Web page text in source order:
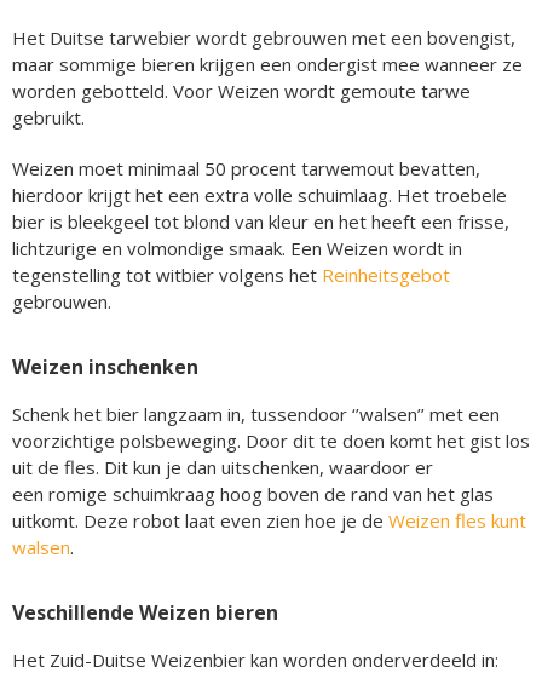
Het Duitse tarwebier wordt gebrouwen met een bovengist,
maar sommige bieren krijgen een ondergist mee wanneer ze
worden gebotteld. Voor Weizen wordt gemoute tarwe
gebruikt.
Weizen moet minimaal 50 procent tarwemout bevatten,
hierdoor krijgt het een extra volle schuimlaag. Het troebele
bier is bleekgeel tot blond van kleur en het heeft een frisse,
lichtzurige en volmondige smaak. Een Weizen wordt in
tegenstelling tot witbier volgens het Reinheitsgebot
gebrouwen.
Weizen inschenken
Schenk het bier langzaam in, tussendoor ‘’walsen’’ met een
voorzichtige polsbeweging. Door dit te doen komt het gist los
uit de fles. Dit kun je dan uitschenken, waardoor er
een romige schuimkraag hoog boven de rand van het glas
uitkomt. Deze robot laat even zien hoe je de Weizen fles kunt
walsen.
Veschillende Weizen bieren
Het Zuid-Duitse Weizenbier kan worden onderverdeeld in: